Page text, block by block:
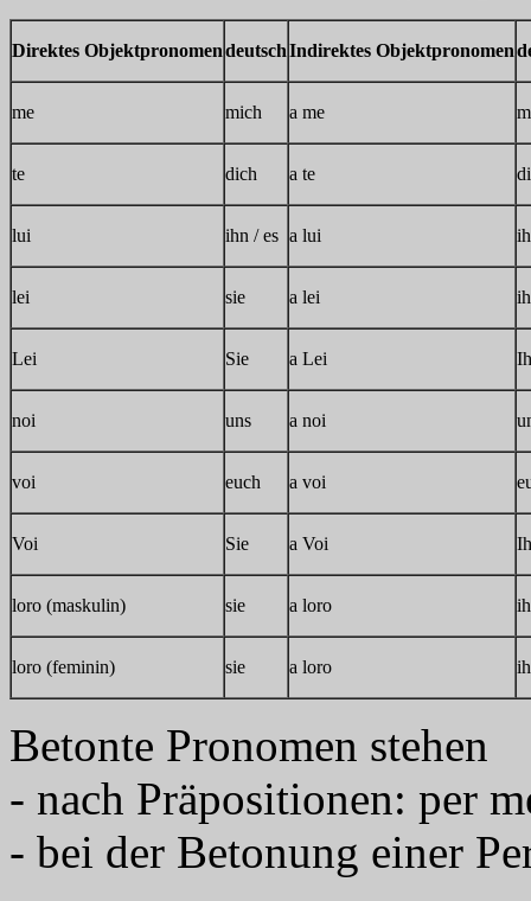
Direktes ObjektpronomendeutschIndirektes Objektpronomen
me mich a me
te dich a te
lui ihn / es a lui
lei sie a lei
Lei Sie a Lei
noi uns a noi
voi euch a voi
Voi Sie a Voi
loro (maskulin) sie a loro
loro (feminin) sie a loro
Betonte Pronomen stehen
- nach Präpositionen: per
- bei der Betonung einer